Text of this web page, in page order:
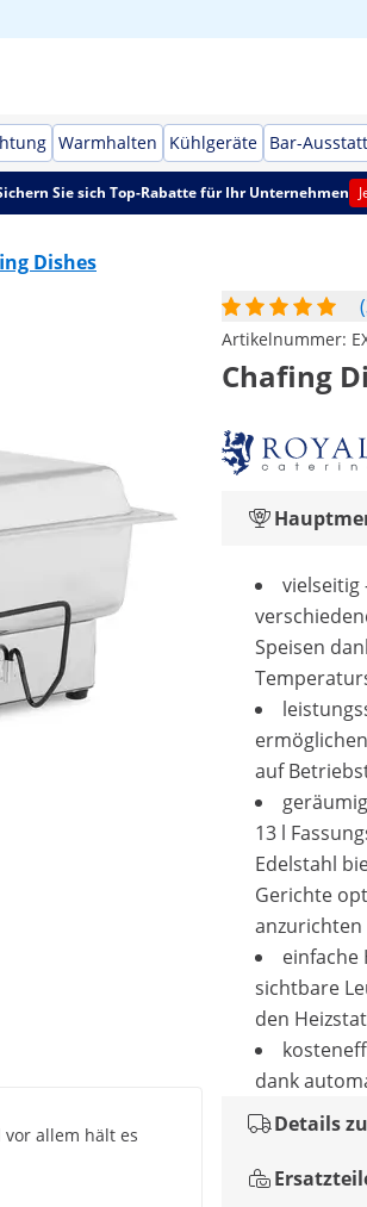
Warmhalten Kühlgeräte Bar-
Sie sich Top-Rabatte für Ihr Unternehmen
Dishes
Artikelnummer:
Chafing
vielseitig
Speisen
auf
13 l
Edelstahl
Gerichte
anzurichten
einfache
sichtbare
den
dank
Details
vor allem hält es